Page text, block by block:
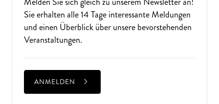
Sie erhalten alle 14 Tage interessante Meldungen
und einen Überblick über unsere bevorstehenden
Veranstaltungen.
ANMELDEN